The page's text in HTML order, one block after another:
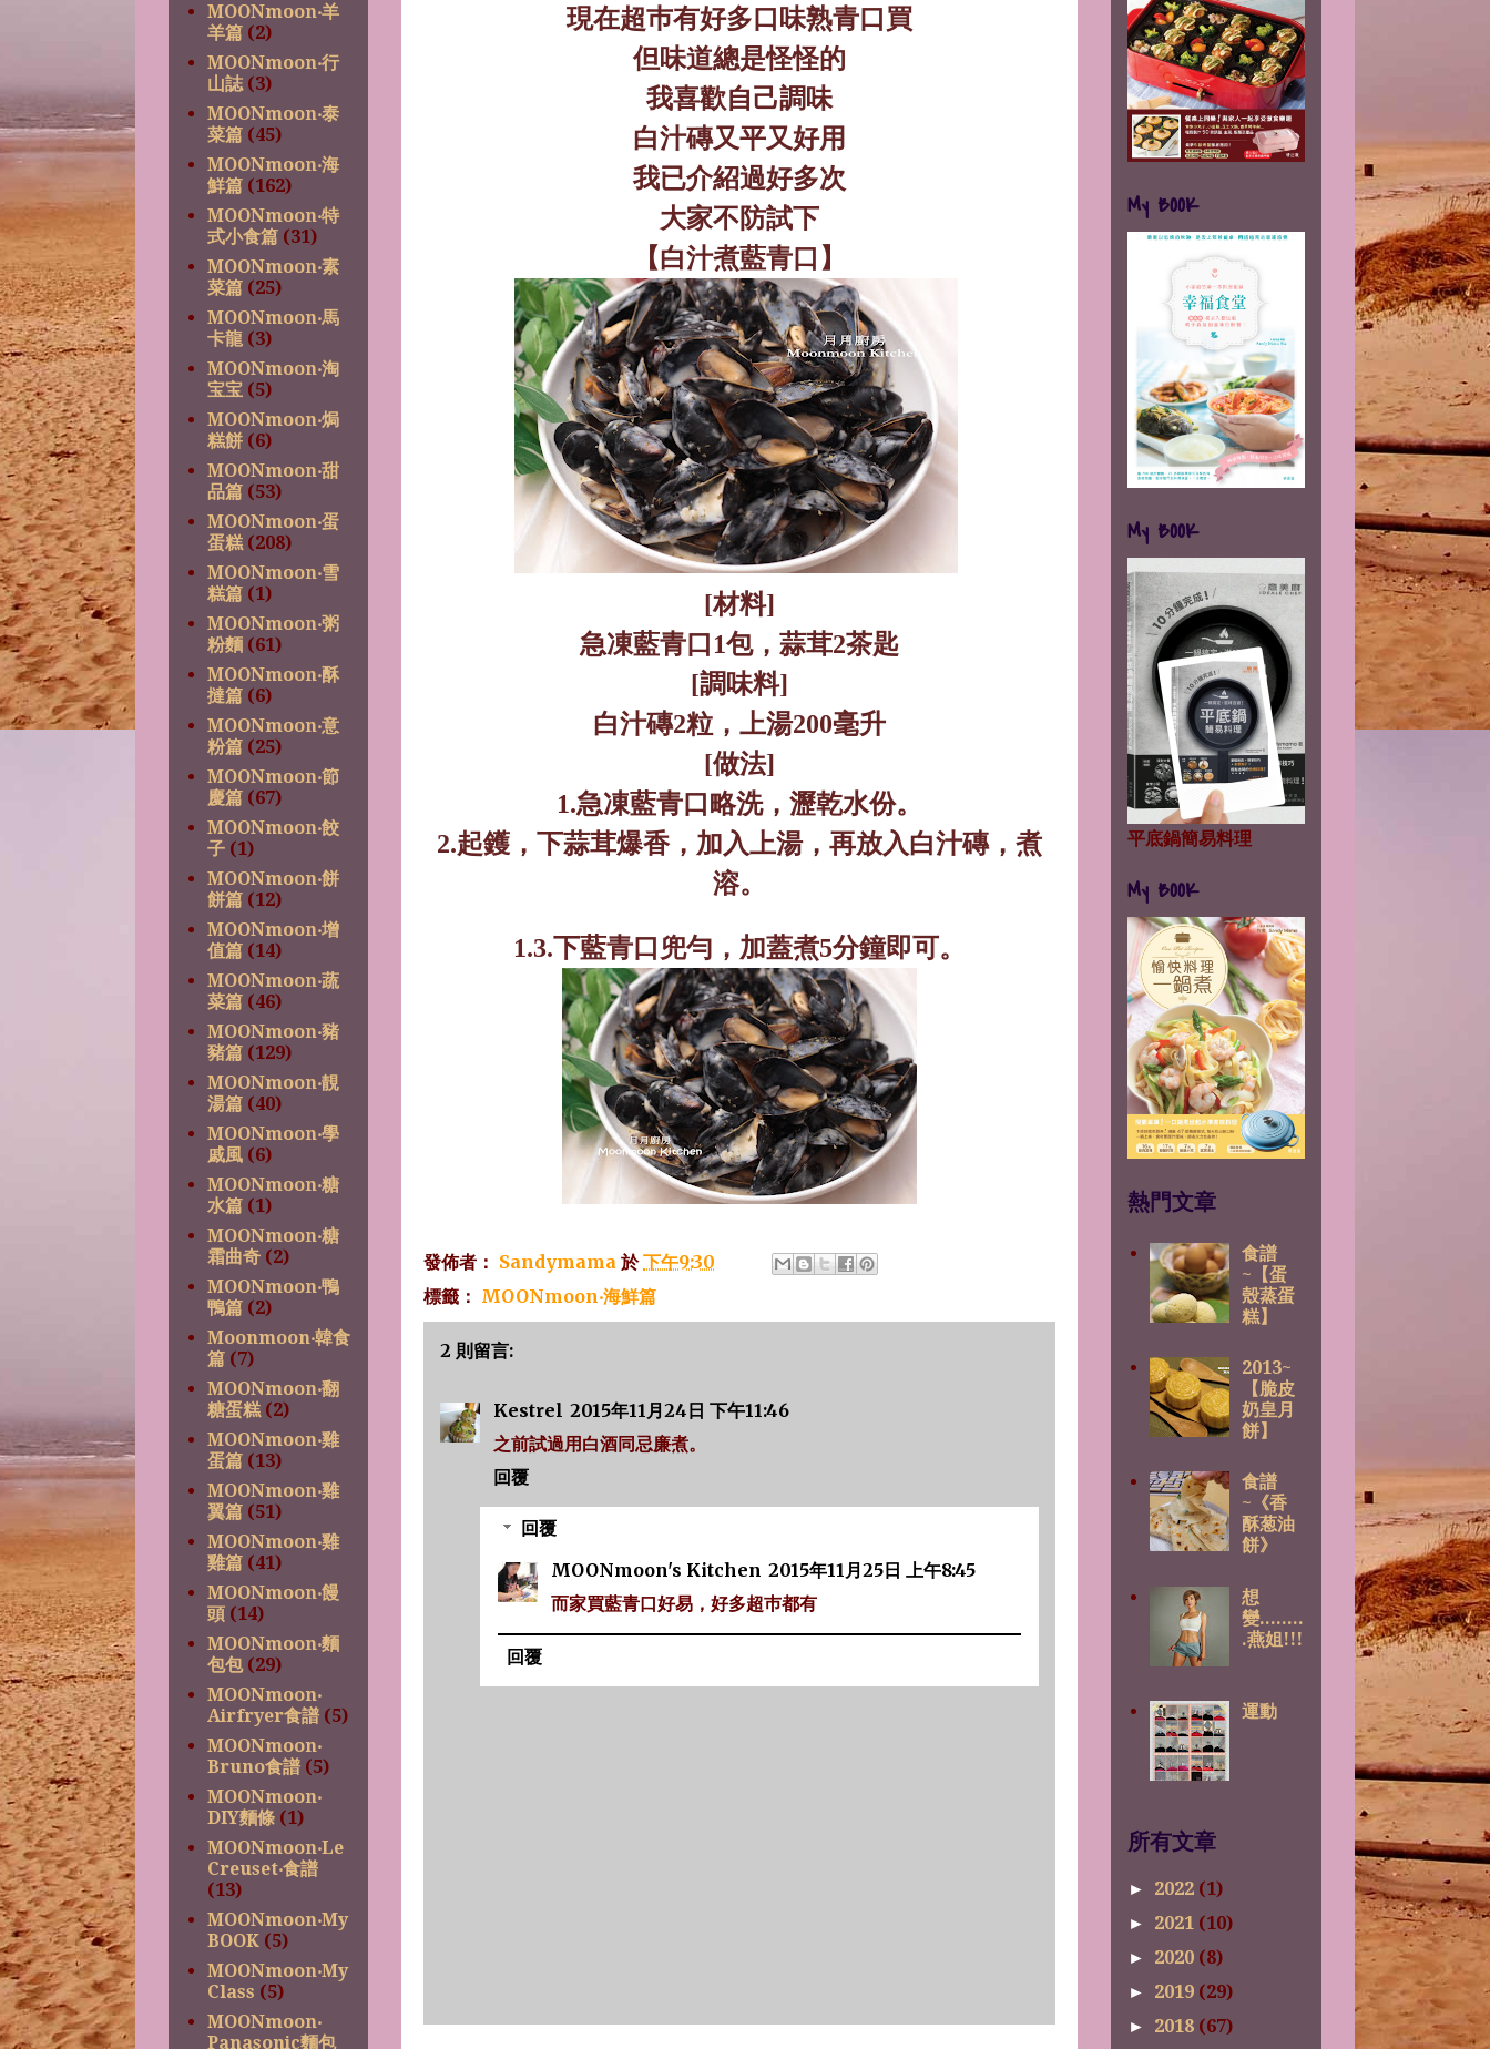
現在超巿有好多口味熟青口買
但味道總是怪怪的
我喜歡自己調味
白汁磚又平又好用
我已介紹過好多次
大家不防試下
【白汁煮藍青口】
[材料]
急凍藍青口 1包，蒜茸2茶匙
[調味料]
白汁磚2粒，上湯200毫升
[做法]
1.急凍藍青口略洗，瀝乾水份。
2.起鑊，下蒜茸爆香，加入上湯，再放入白汁磚，煮
溶。
1.3.下藍青口兜勻，加蓋煮5分鐘即可。
發佈者： Sandymama 於下午9:30
標籤： MOONmoon‧海鮮篇
2 則留言:
Kestrel 2015年11月24日 下午11:46
之前試過用白酒同忌廉煮。
回覆
回覆
MOONmoon's Kitchen 2015年11月25日 上午8:45
而家買藍青口好易，好多超巿都有
回覆
MOONmoon‧羊
羊篇 (2)
MOONmoon‧行
山誌 (3)
MOONmoon‧泰
菜篇 (45)
MOONmoon‧海
鮮篇 (162)
MOONmoon‧特
式小食篇 (31)
MOONmoon‧素
菜篇 (25)
MOONmoon‧馬
卡龍 (3)
MOONmoon‧淘
宝宝 (5)
MOONmoon‧焗
糕餅 (6)
MOONmoon‧甜
品篇 (53)
MOONmoon‧蛋
蛋糕 (208)
MOONmoon‧雪
糕篇 (1)
MOONmoon‧粥
粉麵 (61)
MOONmoon‧酥
撻篇 (6)
MOONmoon‧意
粉篇 (25)
MOONmoon‧節
慶篇 (67)
MOONmoon‧餃
子 (1)
MOONmoon‧餅
餅篇 (12)
MOONmoon‧增
值篇 (14)
MOONmoon‧蔬
菜篇 (46)
MOONmoon‧豬
豬篇 (129)
MOONmoon‧靚
湯篇 (40)
MOONmoon‧學
戚風 (6)
MOONmoon‧糖
水篇 (1)
MOONmoon‧糖
霜曲奇 (2)
MOONmoon‧鴨
鴨篇 (2)
Moonmoon‧韓食
篇 (7)
MOONmoon‧翻
糖蛋糕 (2)
MOONmoon‧雞
蛋篇 (13)
MOONmoon‧雞
翼篇 (51)
MOONmoon‧雞
雞篇 (41)
MOONmoon‧饅
頭 (14)
MOONmoon‧麵
包包 (29)
MOONmoon‧
Airfryer食譜 (5)
MOONmoon‧
Bruno食譜 (5)
MOONmoon‧
DIY麵條 (1)
MOONmoon‧Le
Creuset‧食譜
(13)
MOONmoon‧My
BOOK (5)
MOONmoon‧My
Class (5)
MOONmoon‧
Panasonic麵包
My BOOK
My BOOK
平底鍋簡易料理
My BOOK
熱門文章
食譜
~【蛋
殼蒸蛋
糕】
2013~
【脆皮
奶皇月
餅】
食譜
~《香
酥葱油
餅》
想
變........
.燕姐!!!
運動
所有文章
► 2022 (1)
► 2021 (10)
► 2020 (8)
► 2019 (29)
► 2018 (67)